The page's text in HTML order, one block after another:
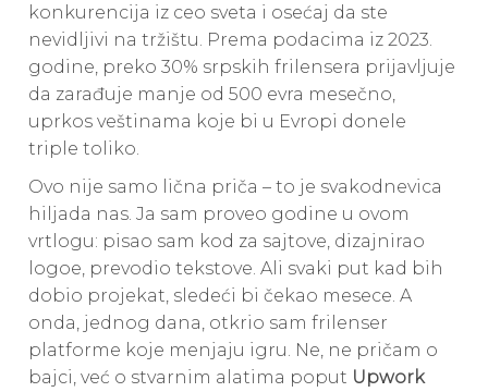
konkurencija iz ceo sveta i osećaj da ste
nevidljivi na tržištu. Prema podacima iz 2023.
godine, preko 30% srpskih frilensera prijavljuje
da zarađuje manje od 500 evra mesečno,
uprkos veštinama koje bi u Evropi donele
triple toliko.
Ovo nije samo lična priča – to je svakodnevica
hiljada nas. Ja sam proveo godine u ovom
vrtlogu: pisao sam kod za sajtove, dizajnirao
logoe, prevodio tekstove. Ali svaki put kad bih
dobio projekat, sledeći bi čekao mesece. A
onda, jednog dana, otkrio sam frilenser
platforme koje menjaju igru. Ne, ne pričam o
bajci, već o stvarnim alatima poput Upwork